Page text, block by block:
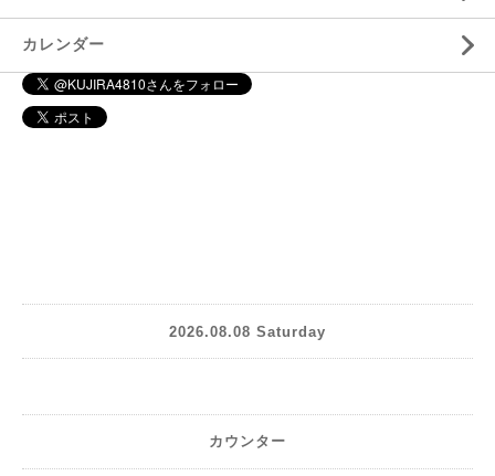
カレンダー
2026.08.08 Saturday
カウンター